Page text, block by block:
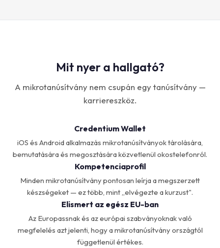
Mit nyer a hallgató?
A mikrotanúsítvány nem csupán egy tanúsítvány —
karriereszköz.
Credentium Wallet
iOS és Android alkalmazás mikrotanúsítványok tárolására,
bemutatására és megosztására közvetlenül okostelefonról.
Kompetenciaprofil
Minden mikrotanúsítvány pontosan leírja a megszerzett
készségeket — ez több, mint „elvégezte a kurzust".
Elismert az egész EU-ban
Az Europassnak és az európai szabványoknak való
megfelelés azt jelenti, hogy a mikrotanúsítvány országtól
függetlenül értékes.